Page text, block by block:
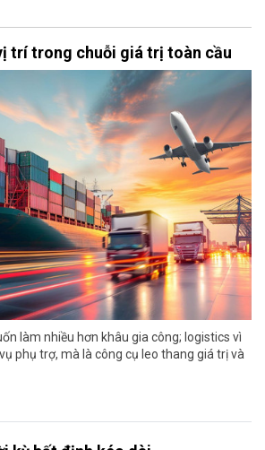
trí trong chuỗi giá trị toàn cầu
làm nhiều hơn khâu gia công; logistics vì
phụ trợ, mà là công cụ leo thang giá trị và